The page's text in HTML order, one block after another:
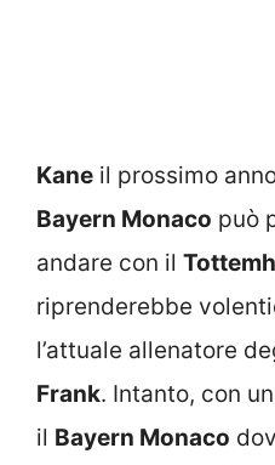
Kane il prossimo
Bayern Monaco può
andare con il
riprenderebbe
l’attuale allenatore
Frank. Intanto, con
il Bayern Monaco